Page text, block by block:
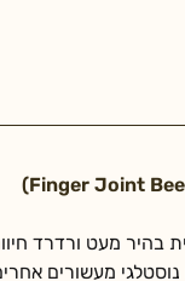
בהיר מעט ורדרד
מעשורים